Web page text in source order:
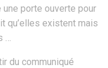
porte ouverte pour
qu’elles existent mais
…
du communiqué